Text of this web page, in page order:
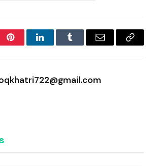
PinterestLinkedInTumblr Email
Copy